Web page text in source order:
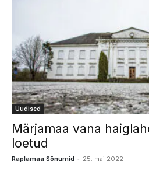
Uudised
Märjamaa vana
loetud
Raplamaa Sõnumid - 25. mai 2022